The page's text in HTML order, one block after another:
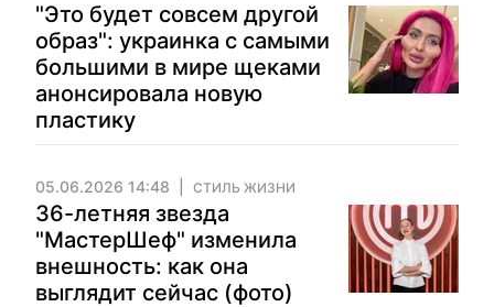
"Это будет совсем другой
образ": украинка с самыми
большими в мире щеками
анонсировала новую
пластику
05.06.2026 14:48 СТИЛЬ ЖИЗНИ
36-летняя звезда
"МастерШеф" изменила
внешность: как она
выглядит сейчас (фото)